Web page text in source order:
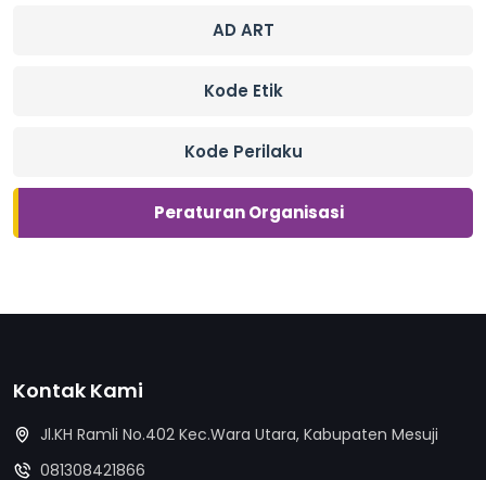
AD ART
Kode Etik
Kode Perilaku
Peraturan Organisasi
Kontak Kami
Jl.KH Ramli No.402 Kec.Wara Utara, Kabupaten Mesuji
081308421866